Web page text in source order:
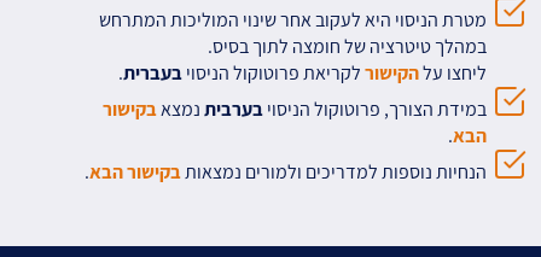
מטרת הניסוי היא לעקוב אחר שינוי המוליכות המתרחש
במהלך טיטרציה של חומצה לתוך בסיס.
ליחצו עלהקישורלקריאת פרוטוקול הניסויבעברית.
במידת הצורך, פרוטוקול הניסויבערביתנמצאבקישור
הבא.
הנחיות נוספות למדריכים ולמורים נמצאותבקישור הבא.